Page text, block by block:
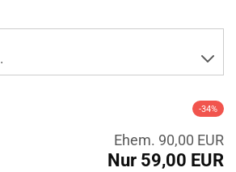
-34%
Ehem. 90,00 EUR
Nur 59,00 EUR